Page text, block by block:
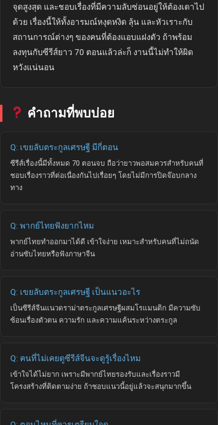
จุดสูงสุด และชอบเรื่องที่มีความลับซ่อนอยู่ให้ต้องเดาไป
ด้วย เรื่องนี้ให้ทั้งอารมณ์หงุดหงิด ลุ้น และหัวเราะกับ
สถานการณ์ต่างๆ ของคนที่ต้องแอบแฝงตัว ถ้าพร้อม
ลงทุนกับซีรีส์ยาว 70 ตอนแล้วล่ะก็ งานนี้ไม่ทำให้ผิด
หวังแน่นอน
คำถามที่พบบ่อย
Q: เขยลับตระกูลเศรษฐี มีกี่ตอน
ซีรีส์เรื่องนี้มีทั้งหมด 70 ตอนจบ ถือว่ายาวพอสมควรสำหรับคนที่
ชอบเรื่องราวที่ต่อเนื่องกันไปเรื่อยๆ โดยไม่มีการปิดจ๊อบกลาง
ทาง
Q: พากย์ไทยฟังยากไหม
พากย์ไทยทำออกมาได้ดี เข้าใจง่าย เหมาะสำหรับคนที่ไม่ถนัด
อ่านซับไทยหรือฟังภาษาจีน
Q: เขยลับตระกูลเศรษฐี เป็นแนวอะไร
เป็นซีรีส์จีนแนวดราม่าตระกูลเศรษฐีผสมโรแมนติก มีความซับ
ซ้อนเรื่องตัวตน ความรัก และความแค้นระหว่างตระกูล
Q: คนที่ไม่เคยดูซีรีส์จีนจะดูรู้เรื่องไหม
เข้าใจได้ไม่ยาก เพราะมีพากย์ไทยรองรับและเรื่องราวมี
โครงสร้างที่ติดตามง่าย ถ้าชอบแนวนี้อยู่แล้วจะสนุกมากขึ้น